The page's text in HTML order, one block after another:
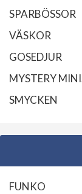
SPARBÖSSOR
VÄSKOR
GOSEDJUR
MYSTERY
SMYCKEN
FUNKO